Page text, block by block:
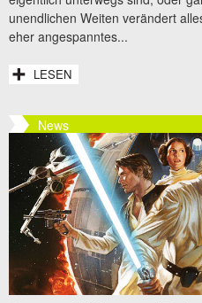
unendlichen Weiten verändert
eher angespanntes...
LESEN
News